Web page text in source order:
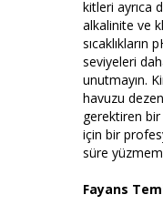
kitleri ayrıca
alkalinite ve
sıcaklıkların
seviyeleri
unutmayın.
havuzu
gerektiren
için bir
süre
Fayans